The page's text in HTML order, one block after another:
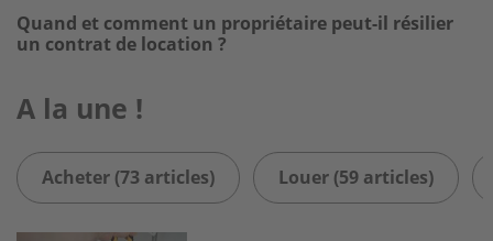
Quand et comment un propriétaire peut-il résilier
un contrat de location ?
A la une !
Acheter (73 articles) Louer (59 articles)